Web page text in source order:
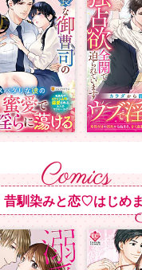
昔馴染みと恋♡はじめ